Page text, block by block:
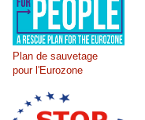
Plan de sauvetage
pour l'Eurozone